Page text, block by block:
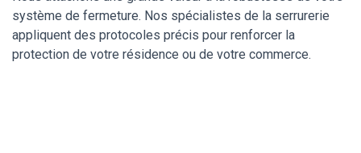
système de fermeture. Nos spécialistes de la serrurerie
appliquent des protocoles précis pour renforcer la
protection de votre résidence ou de votre commerce.